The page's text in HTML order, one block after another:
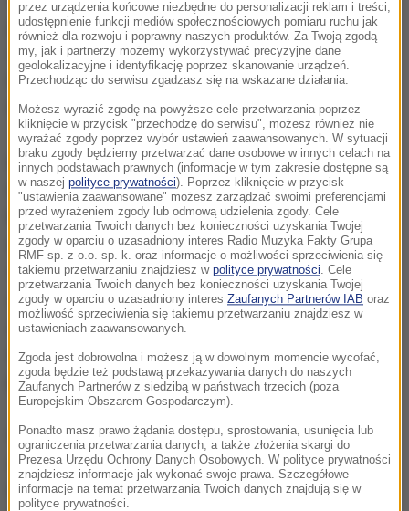
jeśli uwzględnić tę retorykę: brzmią otwarte groźby
użycia siły- powiedział szef MSZ na spotkaniu z
młodymi politologami i socjologami na forum
młodzieżowym w obwodzie włodzimierskim.
Ławrow zauważył, że w przypadkach, "gdy dochodzi
niemal do bójki, to jako pierwsza z niebezpiecznej
linii powinna się zapewne wycofać strona, która jest
silniejsza i mądrzejsza".Niestety, retoryka w
Waszyngtonie i Pjongjangu zaczyna przekraczać
miarę. Mimo wszystko sądzimy, że zdrowy rozsądek
zwycięży- mówił. Podkreślił, że Rosja stoi na
stanowisku, że niedopuszczalne jest uzyskanie
przez Koreę Północną broni jądrowej.
Szef rosyjskiej dyplomacji mówił także o
stosunkach Rosji z Zachodem, któremu zarzucił
toczenie walki o zachowanie swojej dominacji w
przez urządzenia końcowe niezbędne do personalizacji reklam i treści,
udostępnienie funkcji mediów społecznościowych pomiaru ruchu jak
również dla rozwoju i poprawny naszych produktów. Za Twoją zgodą
my, jak i partnerzy możemy wykorzystywać precyzyjne dane
geolokalizacyjne i identyfikację poprzez skanowanie urządzeń.
Przechodząc do serwisu zgadzasz się na wskazane działania.
Możesz wyrazić zgodę na powyższe cele przetwarzania poprzez
kliknięcie w przycisk "przechodzę do serwisu", możesz również nie
wyrażać zgody poprzez wybór ustawień zaawansowanych. W sytuacji
braku zgody będziemy przetwarzać dane osobowe w innych celach na
innych podstawach prawnych (informacje w tym zakresie dostępne są
w naszej polityce prywatności). Poprzez kliknięcie w przycisk
"ustawienia zaawansowane" możesz zarządzać swoimi preferencjami
przed wyrażeniem zgody lub odmową udzielenia zgody. Cele
przetwarzania Twoich danych bez konieczności uzyskania Twojej
zgody w oparciu o uzasadniony interes Radio Muzyka Fakty Grupa
RMF sp. z o.o. sp. k. oraz informacje o możliwości sprzeciwienia się
takiemu przetwarzaniu znajdziesz w polityce prywatności. Cele
przetwarzania Twoich danych bez konieczności uzyskania Twojej
zgody w oparciu o uzasadniony interes Zaufanych Partnerów IAB oraz
możliwość sprzeciwienia się takiemu przetwarzaniu znajdziesz w
ustawieniach zaawansowanych.
Zgoda jest dobrowolna i możesz ją w dowolnym momencie wycofać,
zgoda będzie też podstawą przekazywania danych do naszych
Zaufanych Partnerów z siedzibą w państwach trzecich (poza
Europejskim Obszarem Gospodarczym).
Ponadto masz prawo żądania dostępu, sprostowania, usunięcia lub
ograniczenia przetwarzania danych, a także złożenia skargi do
Prezesa Urzędu Ochrony Danych Osobowych. W polityce prywatności
znajdziesz informacje jak wykonać swoje prawa. Szczegółowe
informacje na temat przetwarzania Twoich danych znajdują się w
polityce prywatności.